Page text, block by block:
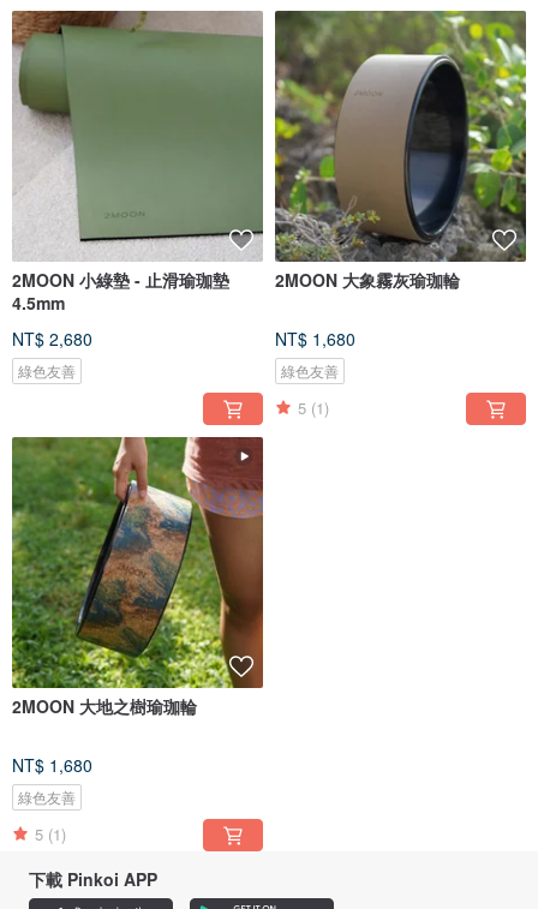
2MOON 小綠墊 - 止滑瑜珈墊
4.5mm
NT$ 2,680
綠色友善
2MOON 大象霧灰瑜珈輪
NT$ 1,680
綠色友善
5 (1)
2MOON 大地之樹瑜珈輪
NT$ 1,680
綠色友善
5 (1)
下載 Pinkoi APP